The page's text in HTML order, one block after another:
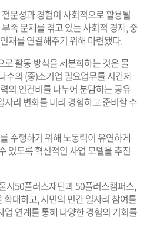
문성과 경험이 사회적으로 활용될
족 문제를 겪고 있는 사회적 경제, 중
재를 연결해주기 위해 마련됐다.
활동 방식을 세분화하는 것은 물
수의 (중)소기업 필요업무를 시간제
의 인건비를 나누어 분담하는 공유
자리 변화를 미리 경험하고 준비할 수
수행하기 위해 노동력이 유연하게
있도록 혁신적인 사업 모델을 추진
시50플러스재단과 50플러스캠퍼스,
대하고, 시민의 민간 일자리 참여를
연계를 통해 다양한 경험의 기회를